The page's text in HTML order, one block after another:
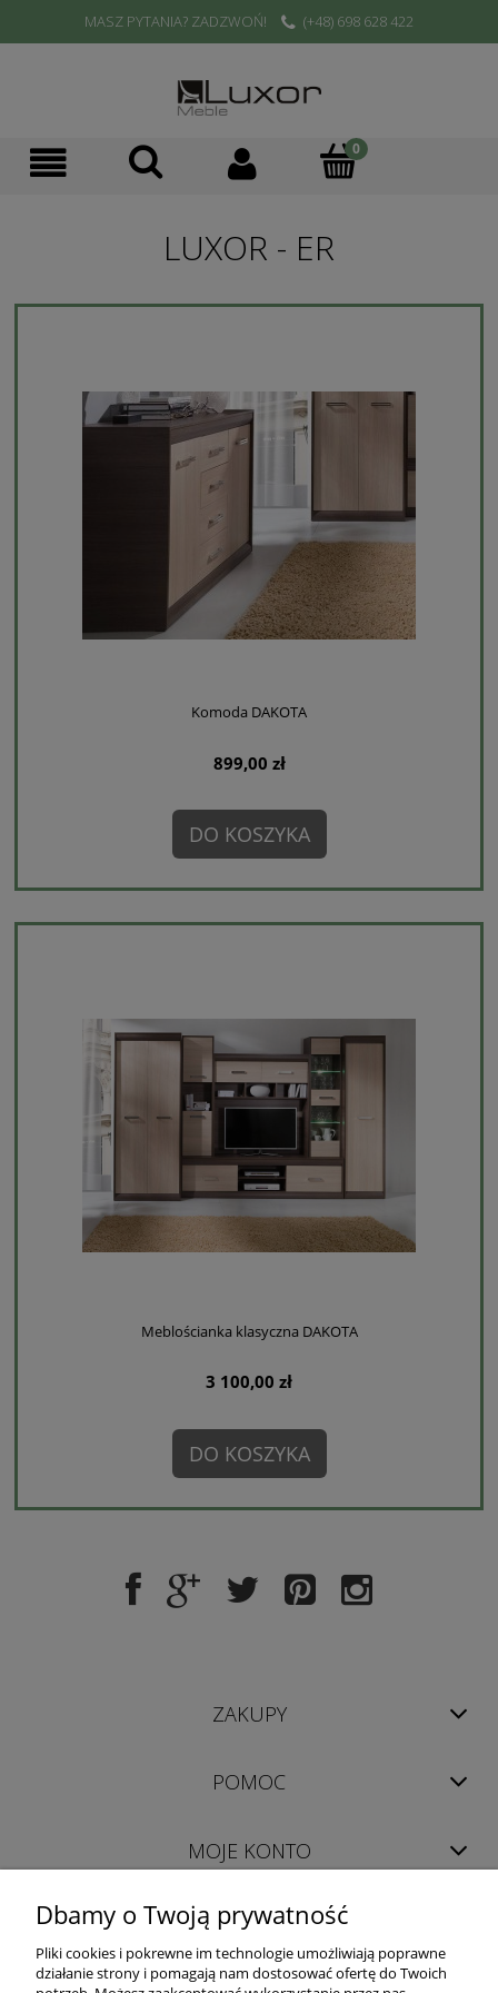
MASZ PYTANIA? ZADZWOŃ! (+48) 698 628 422
LUXOR - ER
Komoda DAKOTA
899,00 zł
DO KOSZYKA
Meblościanka klasyczna DAKOTA
3 100,00 zł
DO KOSZYKA
ZAKUPY
POMOC
MOJE KONTO
INFORMACJE
Dbamy o Twoją prywatność
Pliki cookies i pokrewne im technologie umożliwiają poprawne
działanie strony i pomagają nam dostosować ofertę do Twoich